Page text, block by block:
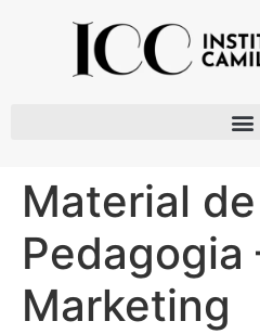
Material
Pedagogia
Marketing